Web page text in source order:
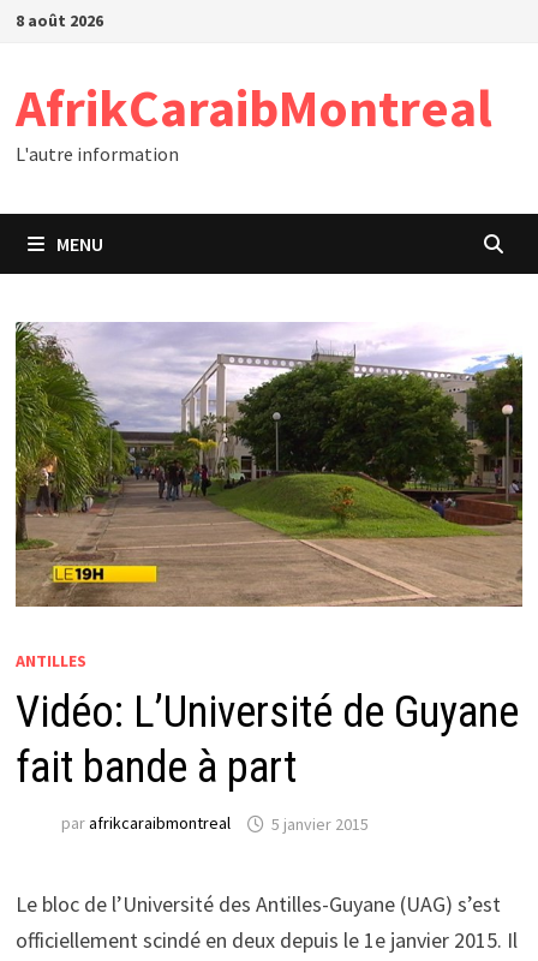
Passer
8 août 2026
AfrikCaraibMontreal
L'autre information
MENU
ANTILLES
Vidéo: L’Université de Guyane
fait bande à part
parafrikcaraibmontreal 5 janvier 2015
Le bloc de l’Université des Antilles-Guyane (UAG) s’est
officiellement scindé en deux depuis le 1e janvier 2015. Il